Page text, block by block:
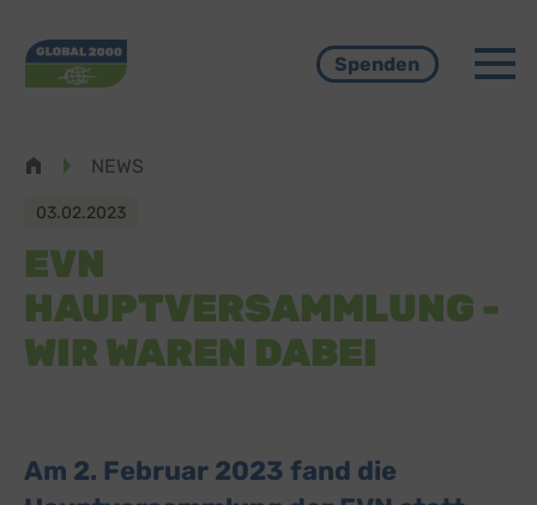
Spenden
NEWS
03.02.2023
EVN
HAUPTVERSAMMLUNG -
WIR WAREN DABEI
Am 2. Februar 2023 fand die